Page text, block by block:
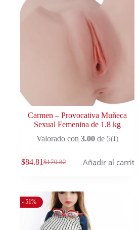
Carmen – Provocativa Muñeca
Sexual Femenina de 1.8 kg
Valorado con 3.00de 5(1)
$170.82
$84.81 Añadir al carrito$
- 51%